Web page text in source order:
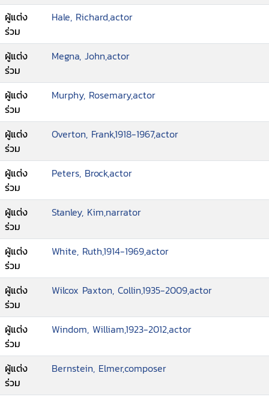
ผู้แต่ง
ร่วม
Hale, Richard,actor
ผู้แต่ง
ร่วม
Megna, John,actor
ผู้แต่ง
ร่วม
Murphy, Rosemary,actor
ผู้แต่ง
ร่วม
Overton, Frank,1918-1967,actor
ผู้แต่ง
ร่วม
Peters, Brock,actor
ผู้แต่ง
ร่วม
Stanley, Kim,narrator
ผู้แต่ง
ร่วม
White, Ruth,1914-1969,actor
ผู้แต่ง
ร่วม
Wilcox Paxton, Collin,1935-2009,actor
ผู้แต่ง
ร่วม
Windom, William,1923-2012,actor
ผู้แต่ง
ร่วม
Bernstein, Elmer,composer